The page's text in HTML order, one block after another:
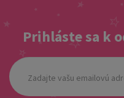
Prihláste sa k